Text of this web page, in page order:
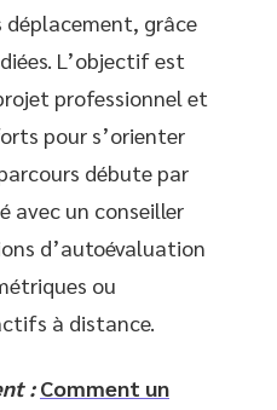
déplacement, grâce
L’objectif est
professionnel et
pour s’orienter
débute par
avec un conseiller
d’autoévaluation
ou
à distance.
: Comment un